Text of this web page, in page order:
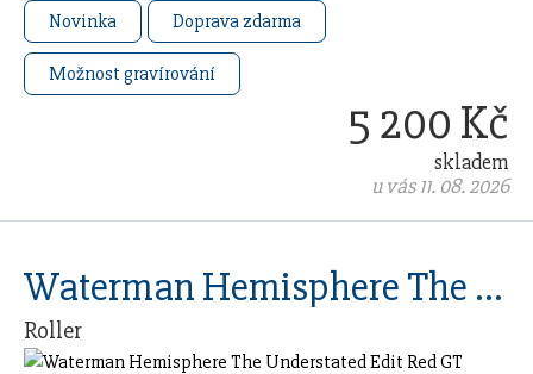
Novinka Doprava zdarma
Možnost gravírování
5 200 Kč
skladem
u vás 11. 08. 2026
Waterman Hemisphere The Understated Edit Red GT
Roller